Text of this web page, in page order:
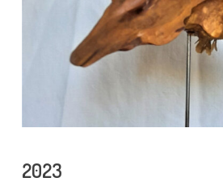
2023